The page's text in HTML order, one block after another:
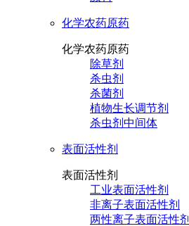
化学农药原药
化学农药原药
除草剂
杀虫剂
杀菌剂
植物生长调节剂
杀虫剂中间体
表面活性剂
表面活性剂
工业表面活性剂
非离子表面活性剂
两性离子表面活性剂